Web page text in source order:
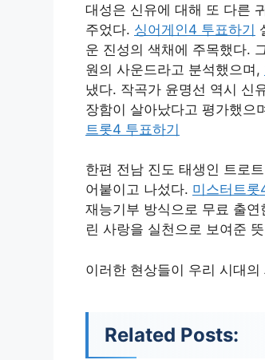
대성은 신유에 대해 또 다른
주었다. 싱어게인4 투표하기
운 진성의 색채에 주목했다.
원의 사운드라고 분석했으며,
냈다. 작곡가 윤명선 역시 신
장함이 살아났다고 평가했으
트롯4 투표하기
한편 전남 진도 태생인 트로
어붙이고 나섰다. 미스터트롯
재능기부 방식으로 무료 출
린 사랑을 실천으로 보여준
이러한 현상들이 우리 시대
Related Posts: